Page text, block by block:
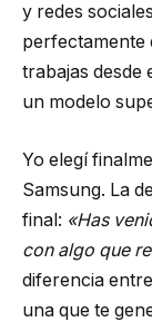
y redes
perfectamente
trabajas desde
un modelo
Yo elegí
Samsung. La
final: «Has
con algo que
diferencia
una que te